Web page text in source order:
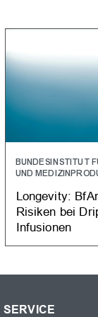
BUNDESINSTITUT
UND
Longevity:
Risiken bei
Infusionen
SERVICE